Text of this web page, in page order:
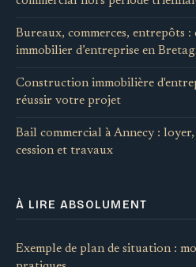
Bureaux, commerces, entrepôts
immobilier d’entreprise en
Construction immobilière
réussir votre projet
Bail commercial à Annecy :
cession et travaux
À LIRE ABSOLUMENT
Exemple de plan de situation :